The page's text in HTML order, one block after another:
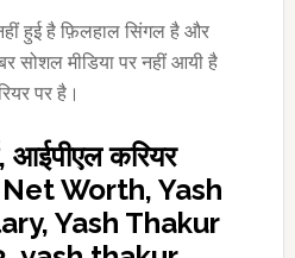
हुई है फ़िलहाल सिंगल है और
सोशल मीडिया पर नहीं आयी है
पर है।
करियर
Worth, Yash
Yash Thakur